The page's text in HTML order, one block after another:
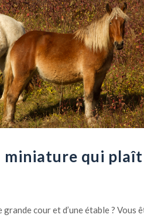
miniature qui
grande cour et d’une étable ? Vous